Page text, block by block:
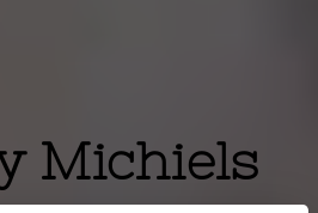
Michiels